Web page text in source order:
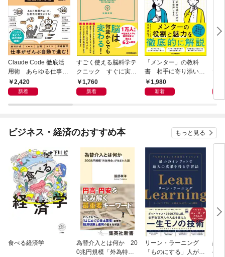
Claude Code 徹底活
用術 あらゆる仕事が
爆速化する
2,420
新着
すごく使える脳科学テ
クニック すぐに実践
したくなる
1,760
新着
「メンター」の教科
書 相手に寄り添いな
がら成長を後押しする
1,980
新着
で
育
ビジネス・経済のおすすめ本 もっと見る
食べる経済学
為替介入とは何か 20
0兆円規模「外為特
リーン・ラーニング
「ものにする」人が自
経
都